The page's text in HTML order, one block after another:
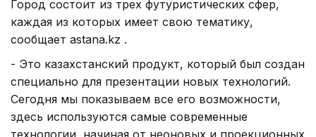
Город состоит из трех футуристических сфер,
каждая из которых имеет свою тематику,
сообщает astana.kz .
- Это казахстанский продукт, который был создан
специально для презентации новых технологий.
Сегодня мы показываем все его возможности,
здесь используются самые современные
технологии, начиная от неоновых и проекционных